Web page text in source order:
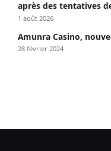
après des tentatives
1 août 2026
Amunra Casino,
28 février 2024